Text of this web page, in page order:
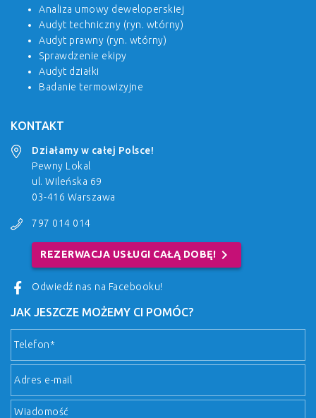
Analiza umowy deweloperskiej
Audyt techniczny (ryn. wtórny)
Audyt prawny (ryn. wtórny)
Sprawdzenie ekipy
Audyt działki
Badanie termowizyjne
KONTAKT
Działamy w całej Polsce!
Pewny Lokal
ul. Wileńska 69
03-416 Warszawa
797 014 014
REZERWACJA USŁUGI CAŁĄ DOBĘ! chevron_right
Odwiedź nas na Facebooku!
JAK JESZCZE MOŻEMY CI POMÓC?